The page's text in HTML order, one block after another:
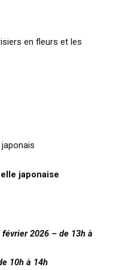
en fleurs et les
japonaise
2026 – de 13h à
10h à 14h